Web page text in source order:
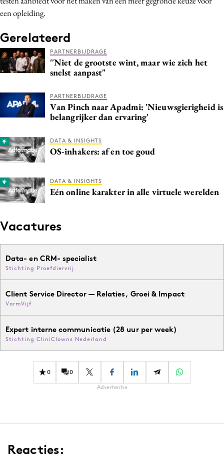
een opleiding.
Gerelateerd
PARTNERBIJDRAGE
''Niet de grootste wint, maar wie zich het
snelst aanpast"
PARTNERBIJDRAGE
Van Pinch naar Apadmi: 'Nieuwsgierigheid is
belangrijker dan ervaring'
DATA & INSIGHTS
OS-inhakers: af en toe goud
DATA & INSIGHTS
Eén online karakter in alle virtuele werelden
Vacatures
Data- en CRM- specialist
Stichting Proefdiervrij
Client Service Director — Relaties, Groei & Impact
VormVijf
Expert interne communicatie (28 uur per week)
Stichting CliniClowns Nederland
0 0
Advertentie
Reacties: